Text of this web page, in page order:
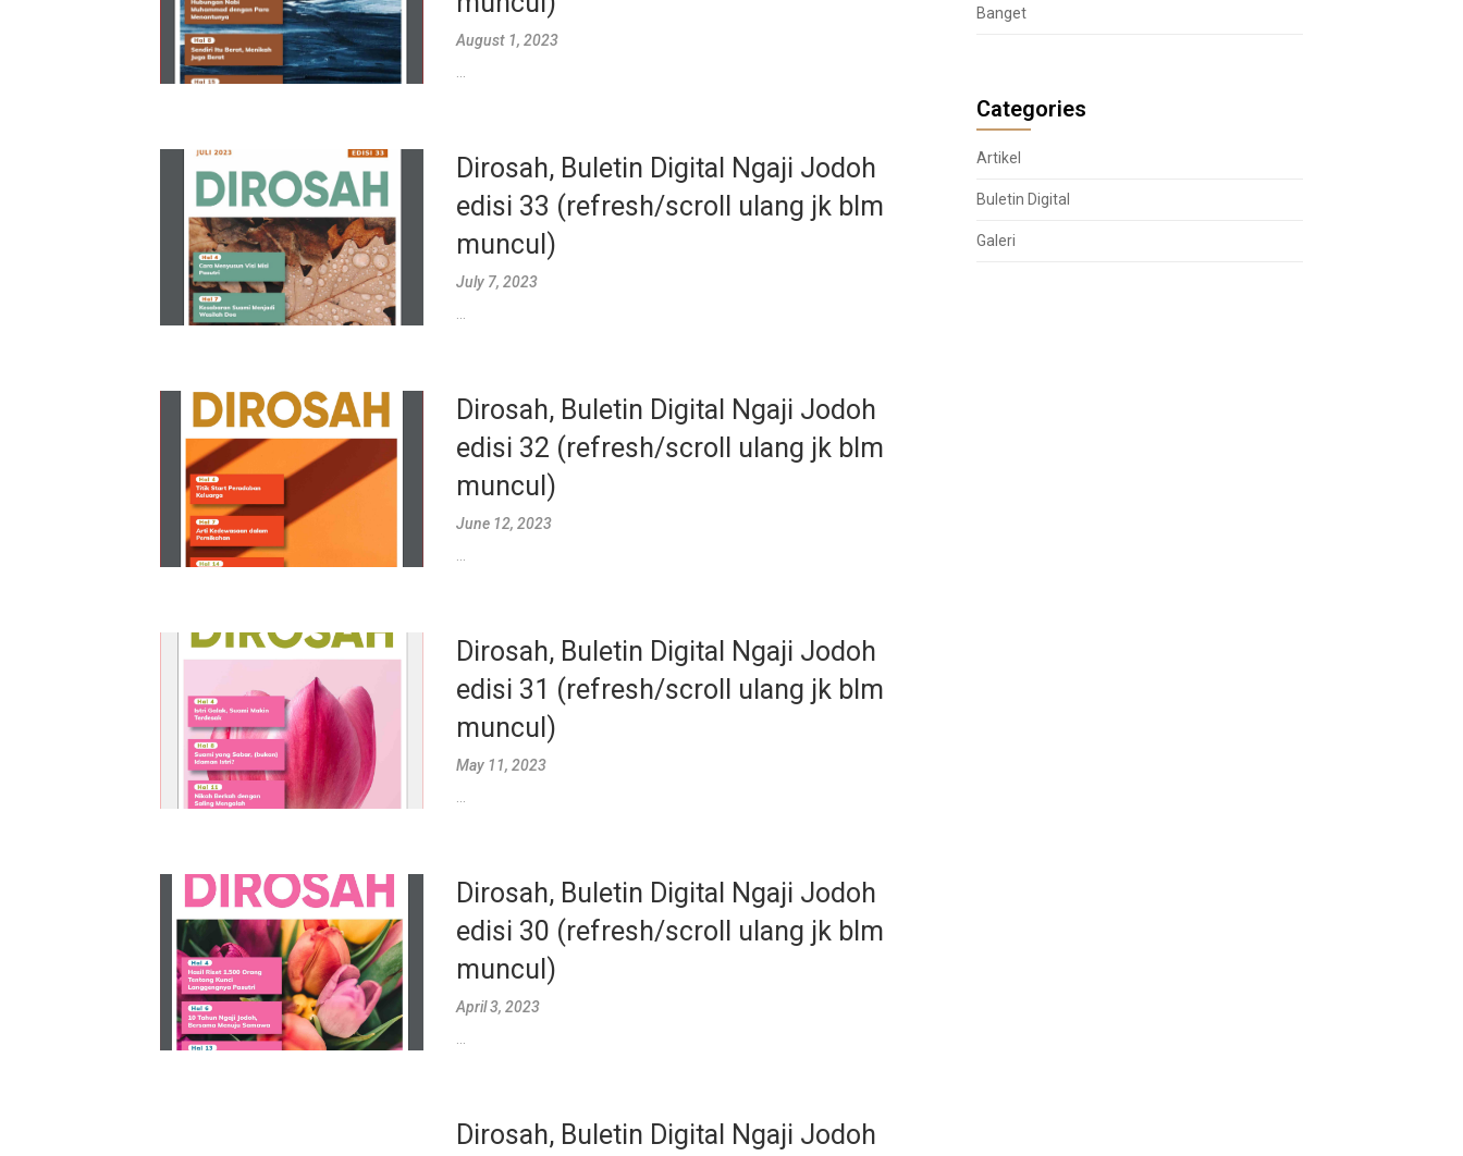
August 1, 2023
Dirosah, Buletin Digital Ngaji Jodoh
edisi 33 (refresh/scroll ulang jk blm
muncul)
July 7, 2023
Dirosah, Buletin Digital Ngaji Jodoh
edisi 32 (refresh/scroll ulang jk blm
muncul)
June 12, 2023
Dirosah, Buletin Digital Ngaji Jodoh
edisi 31 (refresh/scroll ulang jk blm
muncul)
May 11, 2023
Dirosah, Buletin Digital Ngaji Jodoh
edisi 30 (refresh/scroll ulang jk blm
muncul)
April 3, 2023
Dirosah, Buletin Digital Ngaji Jodoh
Banget
Categories
Artikel
Buletin Digital
Galeri